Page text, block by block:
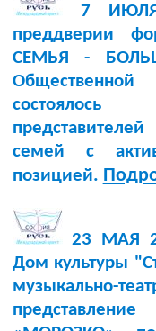
7
преддверии
СЕМЬЯ -
состоялось
семей с
позицией.
23 МАЯ
Дом культуры
музыкально-